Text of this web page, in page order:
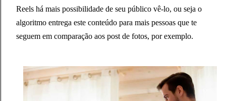
Reels há mais possibilidade de seu público vê-lo, ou seja o
algoritmo entrega este conteúdo para mais pessoas que te
seguem em comparação aos post de fotos, por exemplo.